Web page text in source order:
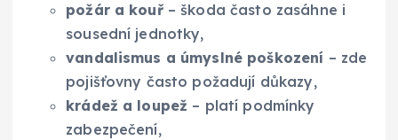
požár a kouř– škoda často zasáhne i
sousední jednotky,
vandalismus a úmyslné poškození – zde
pojišťovny často požadují důkazy,
krádež a loupež – platí podmínky
zabezpečení,